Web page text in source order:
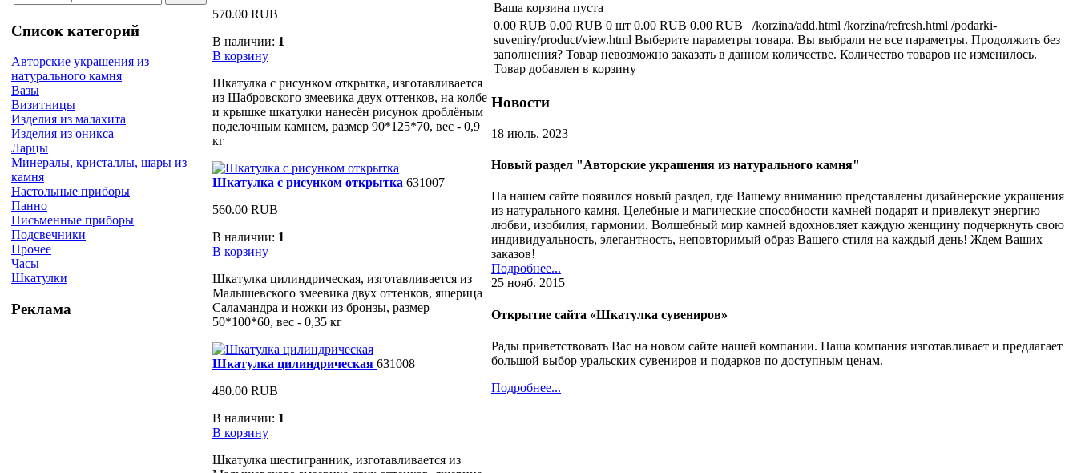
Список категорий
Авторские украшения из
натурального камня
Вазы
Визитницы
Изделия из малахита
Изделия из оникса
Ларцы
Минералы, кристаллы, шары из
камня
Настольные приборы
Панно
Письменные приборы
Подсвечники
Прочее
Часы
Шкатулки
Реклама
570.00 RUB
В наличии: 1
В корзину
Шкатулка с рисунком открытка, изготавливается
из Шабровского змеевика двух оттенков, на колбе
и крышке шкатулки нанесён рисунок дроблёным
поделочным камнем, размер 90*125*70, вес - 0,9
кг
Шкатулка с рисунком открытка 631007
560.00 RUB
В наличии: 1
В корзину
Шкатулка цилиндрическая, изготавливается из
Малышевского змеевика двух оттенков, ящерица
Саламандра и ножки из бронзы, размер
50*100*60, вес - 0,35 кг
Шкатулка цилиндрическая 631008
480.00 RUB
В наличии: 1
В корзину
Шкатулка шестигранник, изготавливается из
Ваша корзина пуста
0.00 RUB 0.00 RUB 0 шт 0.00 RUB 0.00 RUB /korzina/add.html /korzina/refresh.html /podarki-
suveniry/product/view.html Выберите параметры товара. Вы выбрали не все параметры. Продолжить без
заполнения? Товар невозможно заказать в данном количестве. Количество товаров не изменилось.
Товар добавлен в корзину
Новости
18 июль. 2023
Новый раздел "Авторские украшения из натурального камня"
На нашем сайте появился новый раздел, где Вашему вниманию представлены дизайнерские украшения
из натурального камня. Целебные и магические способности камней подарят и привлекут энергию
любви, изобилия, гармонии. Волшебный мир камней вдохновляет каждую женщину подчеркнуть свою
индивидуальность, элегантность, неповторимый образ Вашего стиля на каждый день! Ждем Ваших
заказов!
Подробнее...
25 нояб. 2015
Открытие сайта «Шкатулка сувениров»
Рады приветствовать Вас на новом сайте нашей компании. Наша компания изготавливает и предлагает
большой выбор уральских сувениров и подарков по доступным ценам.
Подробнее...